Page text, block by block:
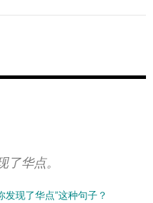
了华点。
发现了华点”这种句子？